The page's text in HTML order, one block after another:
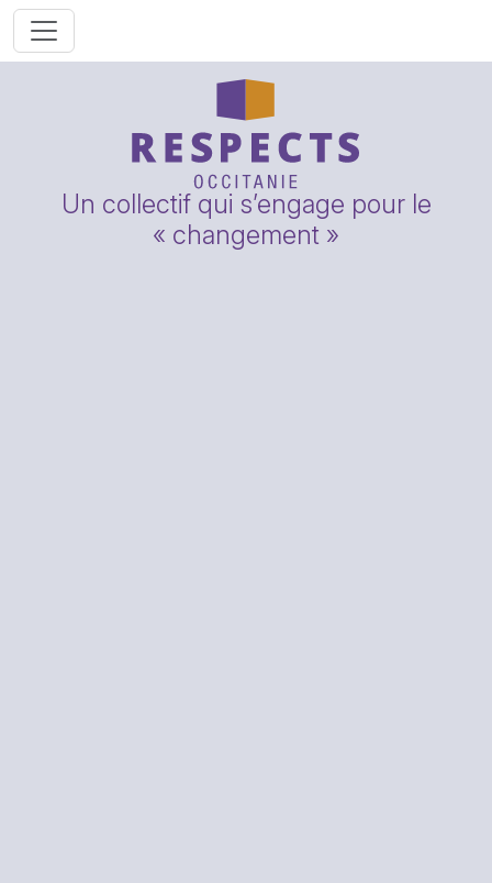
Un collectif qui s’engage pour le
« changement »